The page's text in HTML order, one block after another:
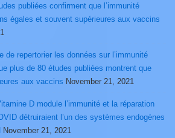
publiées confirment que l’immunité
égales et souvent supérieures aux vaccins
de repertorier les données sur l’immunité
plus de 80 études publiées montrent que
aux vaccins November 21, 2021
D module l’immunité et la réparation
détruiraient l’un des systèmes endogènes
November 21, 2021